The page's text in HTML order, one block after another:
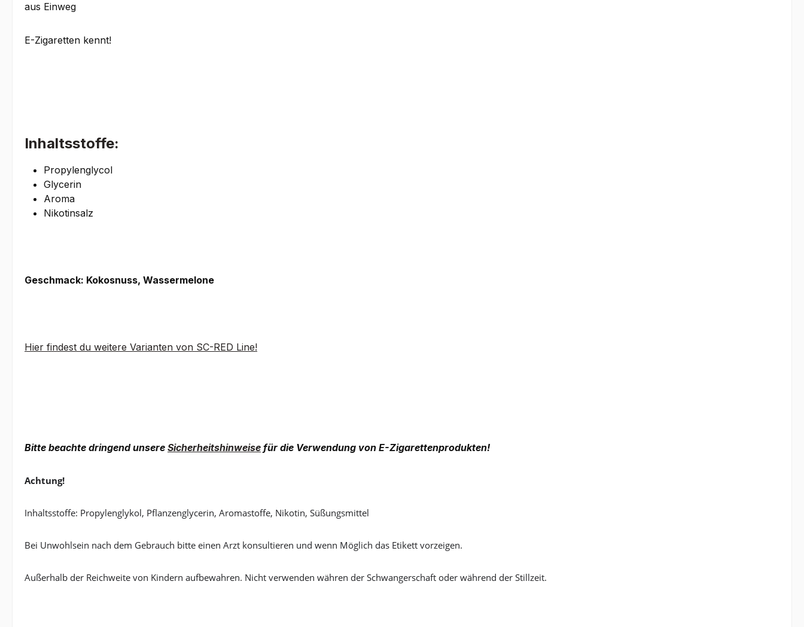
aus Einweg
E-Zigaretten kennt!
Inhaltsstoffe:
Propylenglycol
Glycerin
Aroma
Nikotinsalz
Geschmack: Kokosnuss, Wassermelone
Hier findest du weitere Varianten von SC-RED Line!
Bitte beachte dringend unsere Sicherheitshinweise für die Verwendung von E-Zigarettenprodukten!
Achtung!
Inhaltsstoffe: Propylenglykol, Pflanzenglycerin, Aromastoffe, Nikotin, Süßungsmittel
Bei Unwohlsein nach dem Gebrauch bitte einen Arzt konsultieren und wenn Möglich das Etikett vorzeigen.
Außerhalb der Reichweite von Kindern aufbewahren. Nicht verwenden währen der Schwangerschaft oder während der Stillzeit.